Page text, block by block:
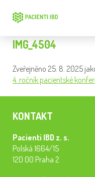
IMG_4504
Zveřejněno 25. 8. 2025
4. ročník pacientské
KONTAKT
Pacienti IBD z. s.
Polská 1664/15
120 00 Praha 2